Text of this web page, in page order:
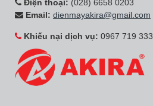
Điện thoại: (028) 6658 0203
Email: dienmayakira@gmail.com
Khiếu nại dịch vụ: 0967 719 333